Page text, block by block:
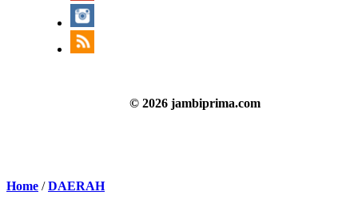
© 2026 jambiprima.com
Home /DAERAH